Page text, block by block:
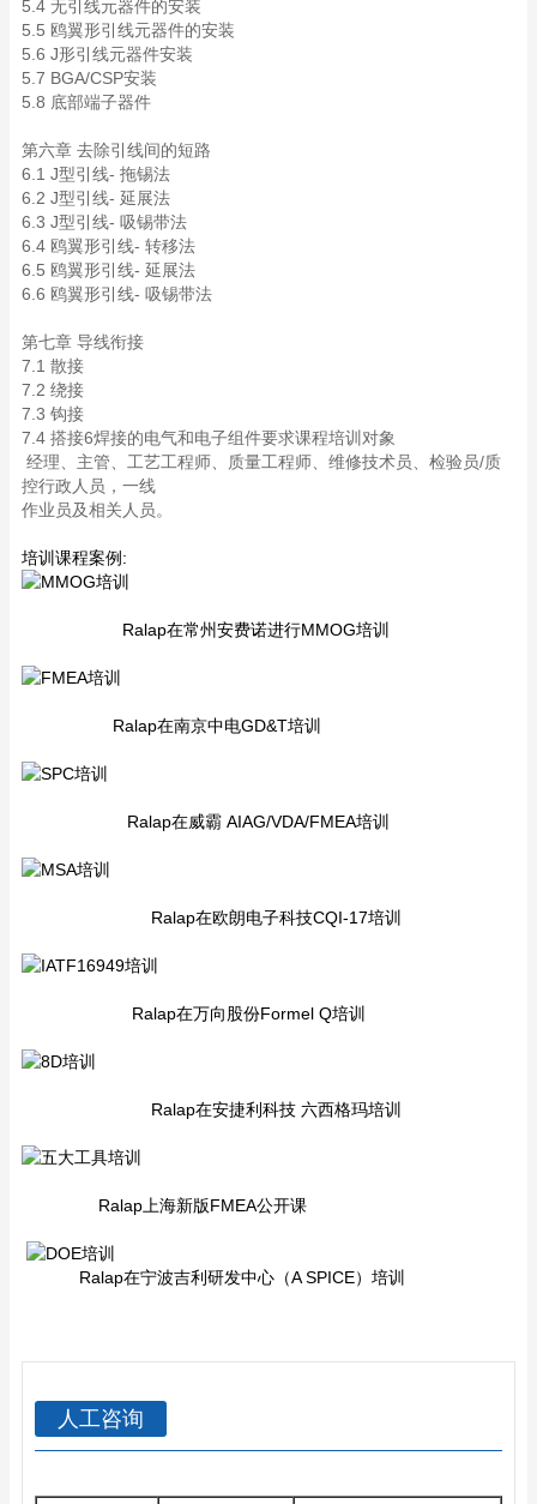
5.4 无引线元器件的安装
5.5 鸥翼形引线元器件的安装
5.6 J形引线元器件安装
5.7 BGA/CSP安装
5.8 底部端子器件
第六章 去除引线间的短路
6.1 J型引线- 拖锡法
6.2 J型引线- 延展法
6.3 J型引线- 吸锡带法
6.4 鸥翼形引线- 转移法
6.5 鸥翼形引线- 延展法
6.6 鸥翼形引线- 吸锡带法
第七章 导线衔接
7.1 散接
7.2 绕接
7.3 钩接
7.4 搭接6焊接的电气和电子组件要求课程培训对象
经理、主管、工艺工程师、质量工程师、维修技术员、检验员/质
控行政人员，一线
作业员及相关人员。
培训课程案例:
Ralap在常州安费诺进行MMOG培训
Ralap在南京中电GD&T培训
Ralap在威霸 AIAG/VDA/FMEA培训
Ralap在欧朗电子科技CQI-17培训
Ralap在万向股份Formel Q培训
Ralap在安捷利科技 六西格玛培训
Ralap上海新版FMEA公开课
Ralap在宁波吉利研发中心（A SPICE）培训
人工咨询